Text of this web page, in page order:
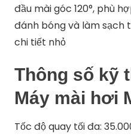
đầu mài góc 120°, phù
đánh bóng và làm sạch
chi tiết nhỏ
Thông số kỹ
Máy mài hơi
Tốc độ quay tối đa: